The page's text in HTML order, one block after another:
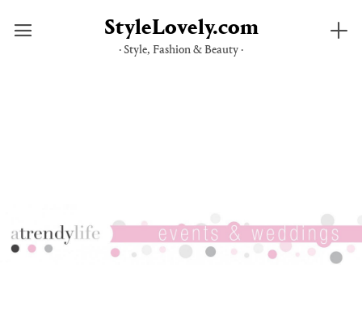
StyleLovely.com
· Style, Fashion & Beauty ·